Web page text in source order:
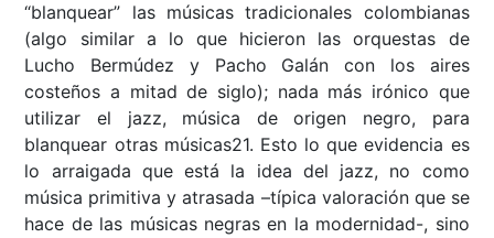
“blanquear” las músicas tradicionales colombianas
(algo similar a lo que hicieron las orquestas de
Lucho Bermúdez y Pacho Galán con los aires
costeños a mitad de siglo); nada más irónico que
utilizar el jazz, música de origen negro, para
blanquear otras músicas21. Esto lo que evidencia es
lo arraigada que está la idea del jazz, no como
música primitiva y atrasada –típica valoración que se
hace de las músicas negras en la modernidad-, sino